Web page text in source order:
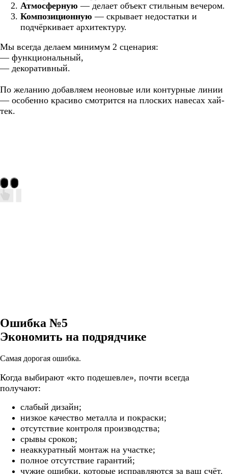
Атмосферную — делает объект стильным вечером.
Композиционную — скрывает недостатки и
подчёркивает архитектуру.
Мы всегда делаем минимум 2 сценария:
— функциональный,
— декоративный.
По желанию добавляем неоновые или контурные линии
— особенно красиво смотрится на плоских навесах хай-
тек.
Ошибка №5
Экономить на подрядчике
Самая дорогая ошибка.
Когда выбирают «кто подешевле», почти всегда
получают:
слабый дизайн;
низкое качество металла и покраски;
отсутствие контроля производства;
срывы сроков;
неаккуратный монтаж на участке;
полное отсутствие гарантий;
чужие ошибки, которые исправляются за ваш счёт.